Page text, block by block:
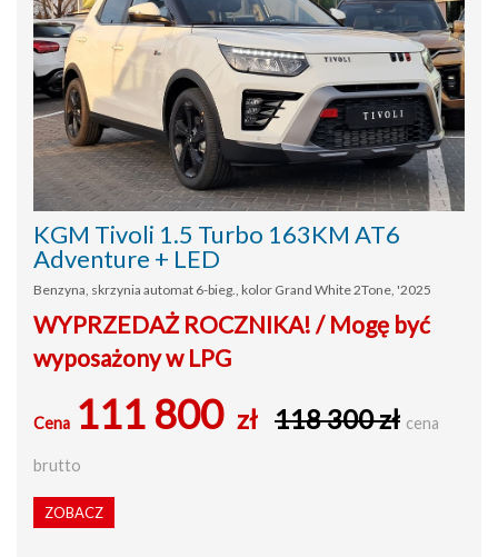
KGM Tivoli 1.5 Turbo 163KM AT6
Adventure + LED
Benzyna, skrzynia automat 6-bieg., kolor Grand White 2Tone, '2025
WYPRZEDAŻ ROCZNIKA! / Mogę być
wyposażony w LPG
Cena 111 800 zł 118 300 zł cena
brutto
ZOBACZ